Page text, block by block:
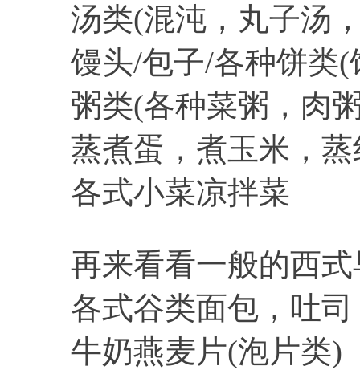
汤类(混沌，丸子汤
馒头/包子/各种饼类
粥类(各种菜粥，肉
蒸煮蛋，煮玉米，
各式小菜凉拌菜
再来看看一般的西
各式谷类面包，吐司
牛奶燕麦片(泡片类)